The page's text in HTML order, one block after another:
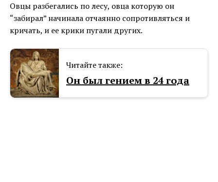
Овцы разбегались по лесу, овца которую он
“забирал” начинала отчаянно сопротивляться и
кричать, и ее крики пугали других.
Читайте также:
Он был гением в 24 года